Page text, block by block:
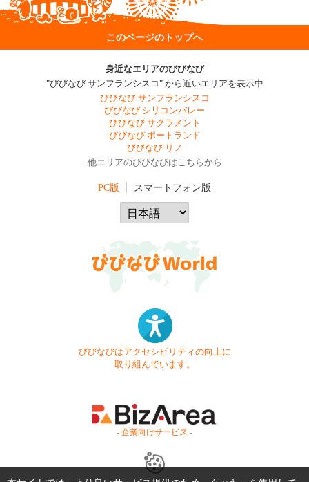
このページのトップへ
身近なエリアのびびなび
"びびなび サンフランシスコ" から近いエリアを表示中
びびなび サンフランシスコ
びびなび シリコンバレー
びびなび サクラメント
びびなび ポートランド
びびなび リノ
他エリアのびびなびはこちらから
PC版 スマートフォン版
びびなびはアクセシビリティの向上に
取り組んでいます。
- 企業向けサービス -